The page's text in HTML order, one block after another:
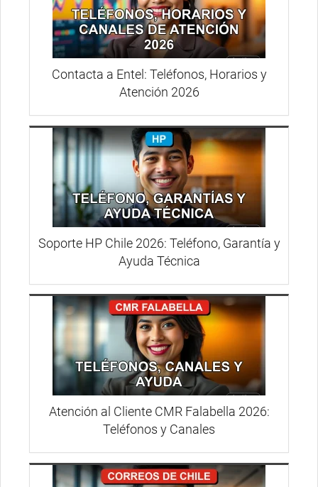
Contacta a Entel: Teléfonos, Horarios y
Atención 2026
Soporte HP Chile 2026: Teléfono, Garantía y
Ayuda Técnica
Atención al Cliente CMR Falabella 2026:
Teléfonos y Canales